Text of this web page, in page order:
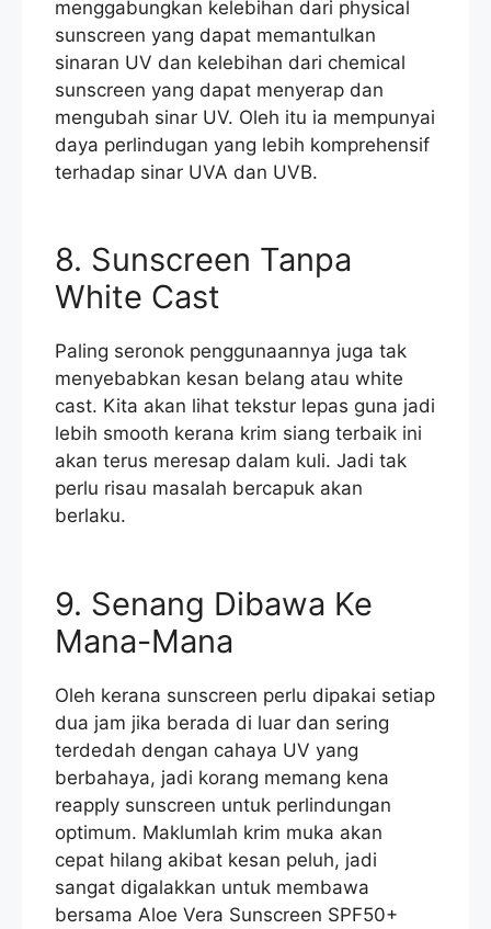
menggabungkan kelebihan dari physical
sunscreen yang dapat memantulkan
sinaran UV dan kelebihan dari chemical
sunscreen yang dapat menyerap dan
mengubah sinar UV. Oleh itu ia mempunyai
daya perlindugan yang lebih komprehensif
terhadap sinar UVA dan UVB.
8. Sunscreen Tanpa
White Cast
Paling seronok penggunaannya juga tak
menyebabkan kesan belang atau white
cast. Kita akan lihat tekstur lepas guna jadi
lebih smooth kerana krim siang terbaik ini
akan terus meresap dalam kuli. Jadi tak
perlu risau masalah bercapuk akan
berlaku.
9. Senang Dibawa Ke
Mana-Mana
Oleh kerana sunscreen perlu dipakai setiap
dua jam jika berada di luar dan sering
terdedah dengan cahaya UV yang
berbahaya, jadi korang memang kena
reapply sunscreen untuk perlindungan
optimum. Maklumlah krim muka akan
cepat hilang akibat kesan peluh, jadi
sangat digalakkan untuk membawa
bersama Aloe Vera Sunscreen SPF50+